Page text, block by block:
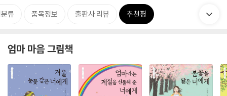
류 품목정보 출판사 리뷰 추천평
엄마 마음 그림책